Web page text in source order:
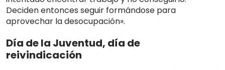
Deciden entonces seguir formándose para
aprovechar la desocupación».
Día de la Juventud, día de
reivindicación